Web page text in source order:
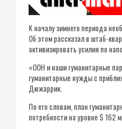
К началу зимнего периода
Об этом рассказал в штаб-
активизировать усилия по
«ООН и наши гуманитарные
гуманитарные нужды с
Дюжаррик.
По его словам, план
потребности на уровне $ 162